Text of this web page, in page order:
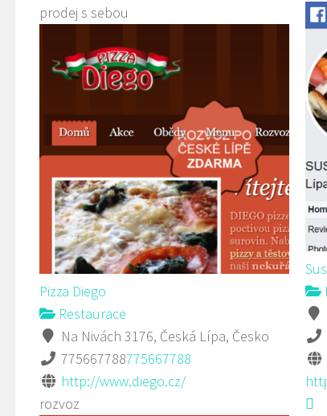
prodej s sebou
Pizza Diego
Restaurace
Na Nivách 3176, Česká Lípa, Česko
775667788775667788
http://www.diego.cz/
rozvoz